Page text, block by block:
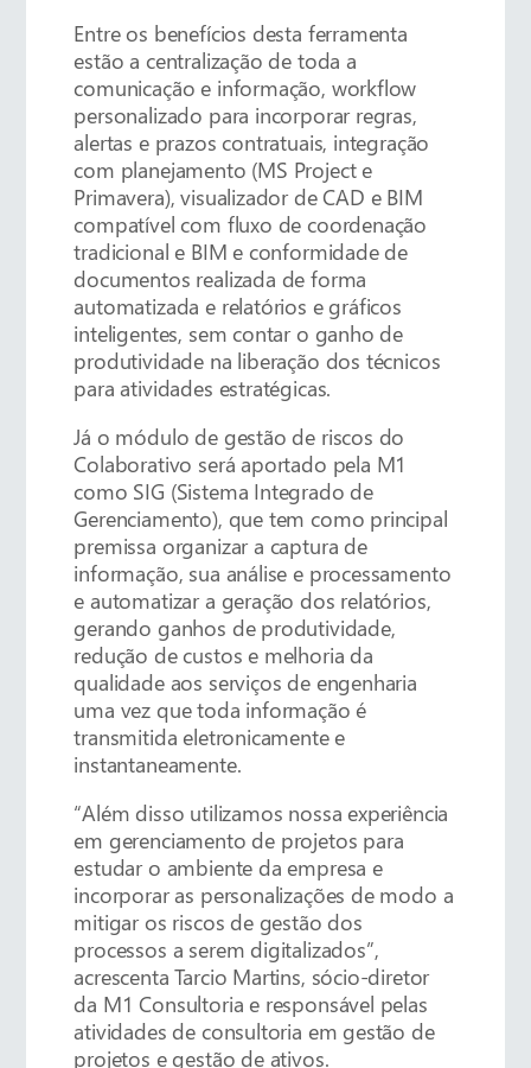
Entre os benefícios desta ferramenta
estão a centralização de toda a
comunicação e informação, workflow
personalizado para incorporar regras,
alertas e prazos contratuais, integração
com planejamento (MS Project e
Primavera), visualizador de CAD e BIM
compatível com fluxo de coordenação
tradicional e BIM e conformidade de
documentos realizada de forma
automatizada e relatórios e gráficos
inteligentes, sem contar o ganho de
produtividade na liberação dos técnicos
para atividades estratégicas.
Já o módulo de gestão de riscos do
Colaborativo será aportado pela M1
como SIG (Sistema Integrado de
Gerenciamento), que tem como principal
premissa organizar a captura de
informação, sua análise e processamento
e automatizar a geração dos relatórios,
gerando ganhos de produtividade,
redução de custos e melhoria da
qualidade aos serviços de engenharia
uma vez que toda informação é
transmitida eletronicamente e
instantaneamente.
“Além disso utilizamos nossa experiência
em gerenciamento de projetos para
estudar o ambiente da empresa e
incorporar as personalizações de modo a
mitigar os riscos de gestão dos
processos a serem digitalizados”,
acrescenta Tarcio Martins, sócio-diretor
da M1 Consultoria e responsável pelas
atividades de consultoria em gestão de
projetos e gestão de ativos.